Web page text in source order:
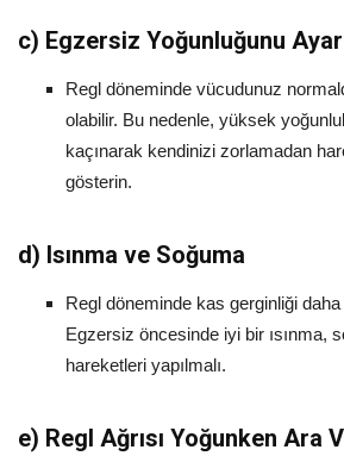
c) Egzersiz Yoğunluğunu
Regl döneminde vücudunuz
olabilir. Bu nedenle, yüksek
kaçınarak kendinizi zorlamadan
gösterin.
d) Isınma ve Soğuma
Regl döneminde kas gerginliği daha
Egzersiz öncesinde iyi bir ısınma,
hareketleri yapılmalı.
e) Regl Ağrısı Yoğunken Ara